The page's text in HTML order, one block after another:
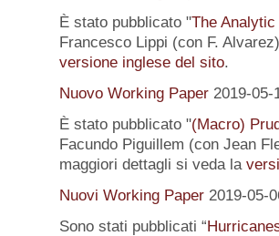
È stato pubblicato "The
Francesco Lippi (con F.
versione inglese del sito.
Nuovo Working Paper 2019-05-
È stato pubblicato "(Macro)
Facundo Piguillem (con Jean
maggiori dettagli si veda la
Nuovi Working Paper 2019-05-
Sono stati pubblicati “